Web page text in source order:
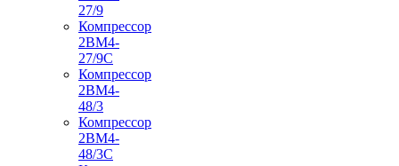
27/9
Компрессор
2ВМ4-
27/9С
Компрессор
2ВМ4-
48/3
Компрессор
2ВМ4-
48/3С